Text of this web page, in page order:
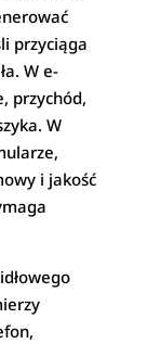
przyciąga
W e-
przychód,
W
i jakość